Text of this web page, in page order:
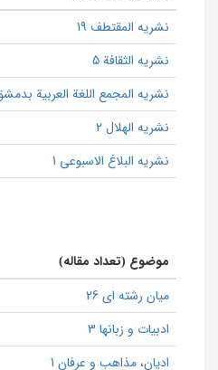
نشریه المقتطف 19
نشریه الثقافة 5
نشریه المجمع اللغة العربیة بدمشق
نشریه الهلال 2
نشریه البلاغ الاسبوعی 1
موضوع (تعداد مقاله)
میان رشته ای 26
ادبیات و زبانها 3
ادیان، مذاهب و عرفان 1